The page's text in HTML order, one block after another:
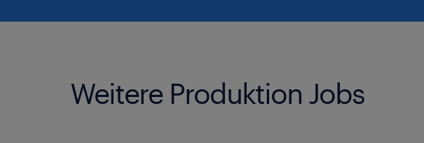
Weitere Produktion Jobs